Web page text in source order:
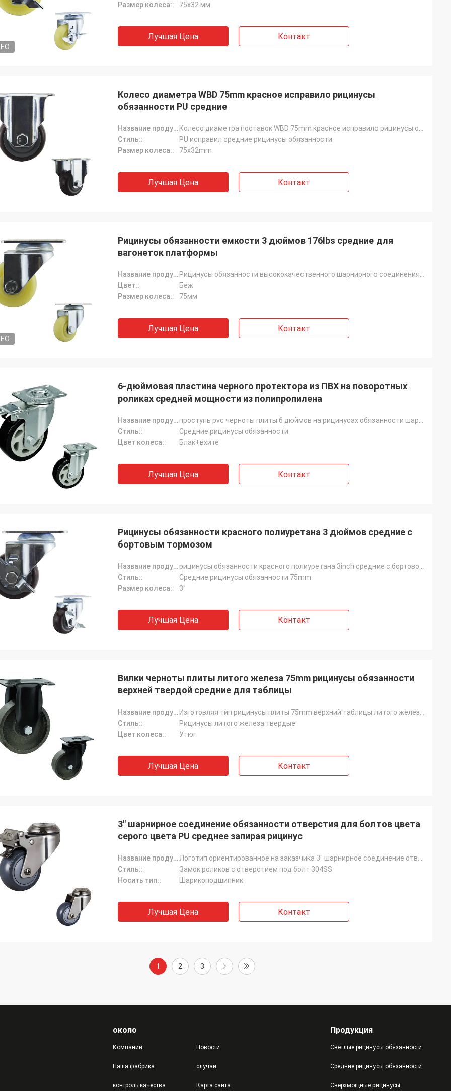
Размер колеса::
75x32 мм
Лучшая Цена Контакт
Колесо диаметра WBD 75mm красное исправило рицинусы
обязанности PU средние
Название продукта:
Стиль::
PU исправил средние рицинусы обязанности
Размер колеса::
75x32mm
Лучшая Цена Контакт
Рицинусы обязанности емкости 3 дюймов 176lbs средние для
вагонеток платформы
Название продукта:
Цвет::
Беж
Размер колеса::
75мм
Лучшая Цена Контакт
6-дюймовая пластина черного протектора из ПВХ на поворотных
роликах средней мощности из полипропилена
Название продукта:
Стиль::
Средние рицинусы обязанности
Цвет колеса::
Блак+вхите
Лучшая Цена Контакт
Рицинусы обязанности красного полиуретана 3 дюймов средние с
бортовым тормозом
Название продукта:
Стиль::
Средние рицинусы обязанности 75mm
Размер колеса::
3"
Лучшая Цена Контакт
Вилки черноты плиты литого железа 75mm рицинусы обязанности
верхней твердой средние для таблицы
Название продукта:
Стиль::
Рицинусы литого железа твердые
Цвет колеса::
Утюг
Лучшая Цена Контакт
3" шарнирное соединение обязанности отверстия для болтов цвета
серого цвета PU среднее запирая рицинус
Название продукта:
Стиль::
Замок роликов с отверстием под болт 304SS
Носить тип::
Шарикоподшипник
Лучшая Цена Контакт
1 2 3
около
Компании
Наша фабрика
контроль качества
Новости
случаи
Карта сайта
Продукция
Светлые рицинусы обязанности
Средние рицинусы обязанности
Сверхмощные рицинусы